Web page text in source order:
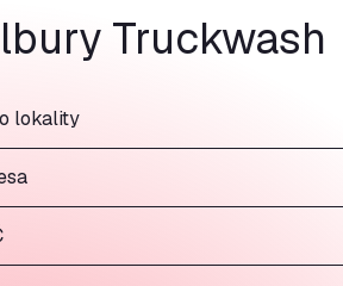
Truckwash
lokality